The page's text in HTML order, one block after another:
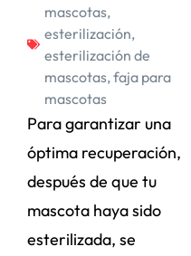
mascotas,
esterilización,
esterilización de
mascotas, faja para
mascotas
Para garantizar una
óptima recuperación,
después de que tu
mascota haya sido
esterilizada, se